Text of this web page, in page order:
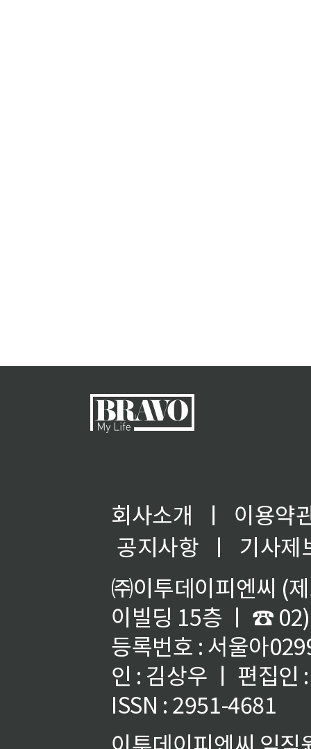
회사소개 ㅣ
이용약
공지사항
ㅣ
기사제
㈜이투데이피엔씨 (
이빌딩 15층 ㅣ ☎
등록번호 : 서울아
인 : 김상우 ㅣ 편집인
ISSN : 2951-4681